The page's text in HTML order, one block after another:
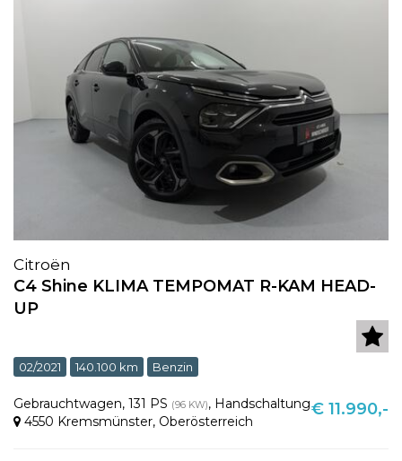
Citroën
C4 Shine KLIMA TEMPOMAT R-KAM HEAD-
UP
02/2021 140.100 km Benzin
Gebrauchtwagen, 131 PS (96 KW), Handschaltung
4550 Kremsmünster, Oberösterreich
€ 11.990,-